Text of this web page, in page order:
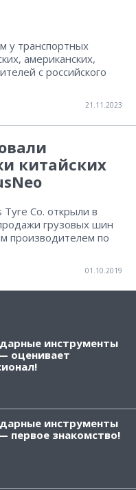
у транспортных
американских,
с российского
21.11.2023
китайских
Co. открыли в
грузовых шин
производителем по
01.10.2019
инструменты
оценивает
инструменты
первое знакомство!